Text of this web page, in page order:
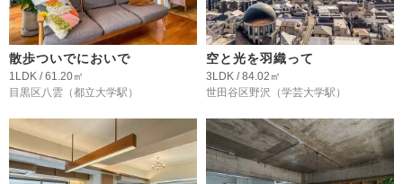
散歩ついでにおいで
1LDK / 61.20㎡
目黒区八雲 （都立大学駅）
空と光を羽織って
3LDK / 84.02㎡
世田谷区野沢 （学芸大学駅）